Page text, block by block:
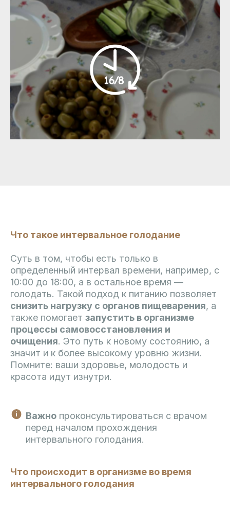
Что такое интервальное голодание
Суть в том, чтобы есть только в
определенный интервал времени, например, с
10:00 до 18:00, а в остальное время —
голодать. Такой подход к питанию позволяет
снизить нагрузку с органов пищеварения, а
также помогает запустить в организме
процессы самовосстановления и
очищения. Это путь к новому состоянию, а
значит и к более высокому уровню жизни.
Помните: ваши здоровье, молодость и
красота идут изнутри.
Важно проконсультироваться с врачом
перед началом прохождения
интервального голодания.
Что происходит в организме во время
интервального голодания